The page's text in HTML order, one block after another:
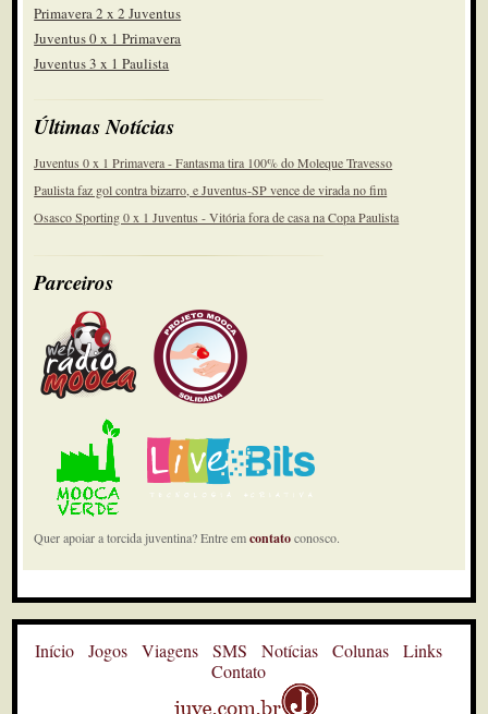
Primavera 2 x 2 Juventus
Juventus 0 x 1 Primavera
Juventus 3 x 1 Paulista
Últimas Notícias
Juventus 0 x 1 Primavera - Fantasma tira 100% do Moleque Travesso
Paulista faz gol contra bizarro, e Juventus-SP vence de virada no fim
Osasco Sporting 0 x 1 Juventus - Vitória fora de casa na Copa Paulista
Parceiros
Quer apoiar a torcida juventina? Entre emcontatoconosco.
Início Jogos Viagens SMS Notícias Colunas
Links
Contato